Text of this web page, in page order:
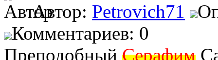
Автор: Petrovich71
Комментариев: 0
Преподобный Серафим